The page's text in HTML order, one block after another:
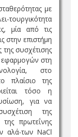
με
τουργικότητα
μία από τις
στην επιστήμη
συσχέτισης
εφαρμογών στη
στο
πλαίσιο της
τόσο η
για να
της
πρωτεΐνης
αλά-των NaCl